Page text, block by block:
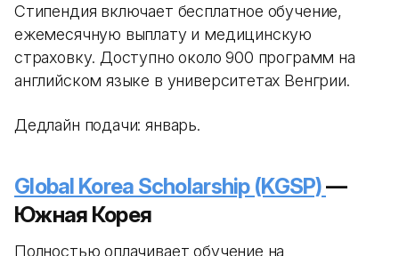
Стипендия включает бесплатное обучение,
ежемесячную выплату и медицинскую
страховку. Доступно около 900 программ на
английском языке в университетах Венгрии.
Дедлайн подачи: январь.
Global Korea Scholarship (KGSP)—
Южная Корея
Полностью оплачивает обучение на